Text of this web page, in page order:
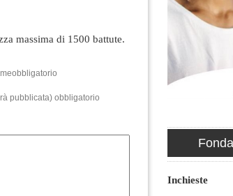
massima di 1500 battute.
pubblicata) obbligatorio
Inchieste